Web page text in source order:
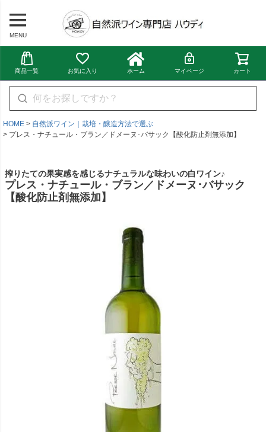
MENU
商品一覧 お気に入り ホーム マイページ カート
HOME
自然派ワイン｜栽培・醸造方法で選ぶ
プレス・ナチュール・ブラン／ドメーヌ･バサック【酸化防止剤無添加】
搾りたての果実感を感じるナチュラルな味わいの白ワイン♪
プレス・ナチュール・ブラン／ドメーヌ･バサック
【酸化防止剤無添加】